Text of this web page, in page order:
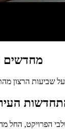
מחדשים
החל